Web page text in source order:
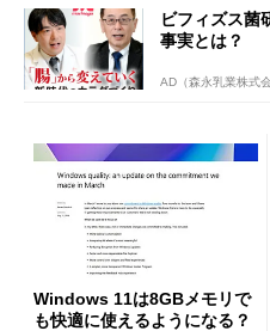
ビフィズス菌
事実とは？
AD（森永乳業株式会
Windows 11は8GBメモリで
も快適に使えるようになる？